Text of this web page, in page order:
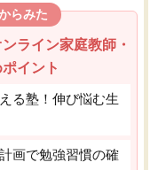
らみた
ライン家庭教師・
イント
る塾！伸び悩む生
画で勉強習慣の確